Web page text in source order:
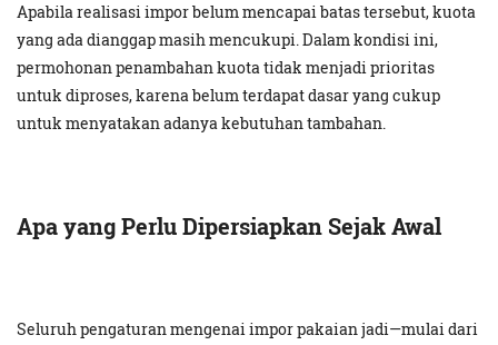
Apabila realisasi impor belum mencapai batas tersebut, kuota
yang ada dianggap masih mencukupi. Dalam kondisi ini,
permohonan penambahan kuota tidak menjadi prioritas
untuk diproses, karena belum terdapat dasar yang cukup
untuk menyatakan adanya kebutuhan tambahan.
Apa yang Perlu Dipersiapkan Sejak Awal
Seluruh pengaturan mengenai impor pakaian jadi—mulai dari